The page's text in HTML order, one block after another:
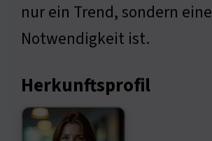
nur ein Trend, sondern eine
Notwendigkeit ist.
Herkunftsprofil